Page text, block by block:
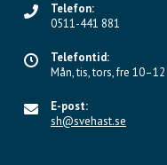
Telefon:
0511-441 881
Telefontid:
Mån, tis, tors, fre 10–12
E-post:
sh@svehast.se